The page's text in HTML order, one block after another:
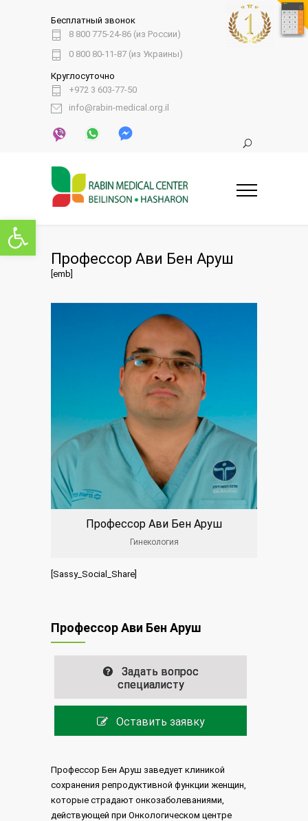
Открыть панель инструментов
Бесплатный звонок
8 800 775-24-86 (из России)
0 800 80-11-87 (из Украины)
Круглосуточно
+972 3 603-77-50
info@rabin-medical.org.il
Профессор Ави Бен Аруш
[emb]
Профессор Ави Бен Аруш
Гинекология
[Sassy_Social_Share]
Профессор Ави Бен Аруш
Задать вопрос
специалисту
Оставить заявку
Профессор Бен Аруш заведует клиникой
сохранения репродуктивной функции женщин,
которые страдают онкозаболеваниями,
действующей при Онкологическом центре